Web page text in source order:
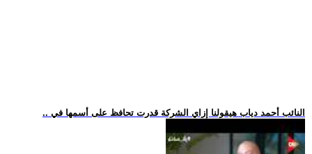
.. النائب أحمد دياب هيقولنا إزاي الشركة قدرت تحافظ على أسمها في